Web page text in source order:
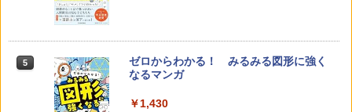
5
ゼロからわかる！ みるみる図形に強く
なるマンガ
￥1,430